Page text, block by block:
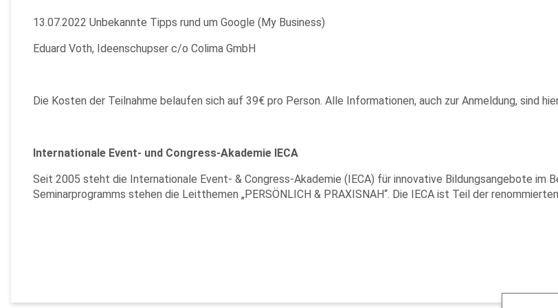
13.07.2022 Unbekannte Tipps rund um Google (My Business)
Eduard Voth, Ideenschupser c/o Colima GmbH
Die Kosten der Teilnahme belaufen sich auf 39€ pro Person. Alle Informationen, auch zur Anmeldung, sind
Internationale Event- und Congress-Akademie IECA
Seit 2005 steht die Internationale Event- & Congress-Akademie (IECA) für innovative Bildungsangebote im
Seminarprogramms stehen die Leitthemen „PERSÖNLICH & PRAXISNAH“. Die IECA ist Teil der